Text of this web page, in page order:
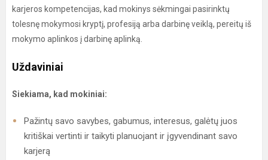
karjeros kompetencijas, kad mokinys sėkmingai pasirinktų
tolesnę mokymosi kryptį, profesiją arba darbinę veiklą, pereitų iš
mokymo aplinkos į darbinę aplinką.
Uždaviniai
Siekiama, kad mokiniai:
Pažintų savo savybes, gabumus, interesus, galėtų juos
kritiškai vertinti ir taikyti planuojant ir įgyvendinant savo
karjerą